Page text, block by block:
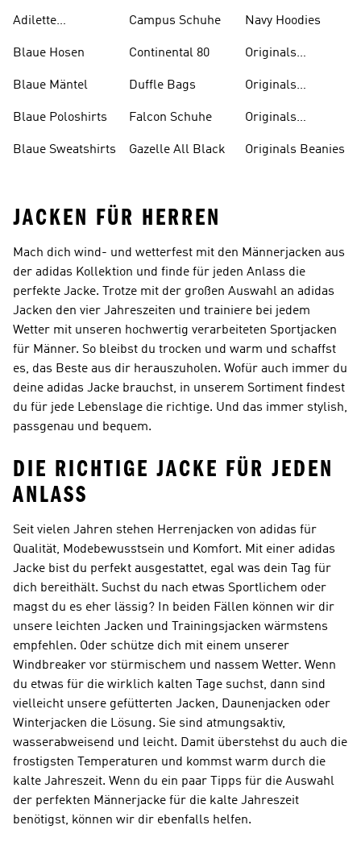
Adilette
Blaue Hosen
Blaue Mäntel
Blaue Poloshirts
Blaue Sweatshirts
Campus Schuhe
Continental 80
Duffle Bags
Falcon Schuhe
Gazelle All Black
Navy Hoodies
Originals
Originals
Originals
Oberteile
Originals Beanies
JACKEN FÜR HERREN
Mach dich wind- und wetterfest mit den Männerjacken aus
der adidas Kollektion und finde für jeden Anlass die
perfekte Jacke. Trotze mit der großen Auswahl an adidas
Jacken den vier Jahreszeiten und trainiere bei jedem
Wetter mit unseren hochwertig verarbeiteten Sportjacken
für Männer. So bleibst du trocken und warm und schaffst
es, das Beste aus dir herauszuholen. Wofür auch immer du
deine adidas Jacke brauchst, in unserem Sortiment findest
du für jede Lebenslage die richtige. Und das immer stylish,
passgenau und bequem.
DIE RICHTIGE JACKE FÜR JEDEN
ANLASS
Seit vielen Jahren stehen Herrenjacken von adidas für
Qualität, Modebewusstsein und Komfort. Mit einer adidas
Jacke bist du perfekt ausgestattet, egal was dein Tag für
dich bereithält. Suchst du nach etwas Sportlichem oder
magst du es eher lässig? In beiden Fällen können wir dir
unsere leichten Jacken und Trainingsjacken wärmstens
empfehlen. Oder schütze dich mit einem unserer
Windbreaker vor stürmischem und nassem Wetter. Wenn
du etwas für die wirklich kalten Tage suchst, dann sind
vielleicht unsere gefütterten Jacken, Daunenjacken oder
Winterjacken die Lösung. Sie sind atmungsaktiv,
wasserabweisend und leicht. Damit überstehst du auch die
frostigsten Temperaturen und kommst warm durch die
kalte Jahreszeit. Wenn du ein paar Tipps für die Auswahl
der perfekten Männerjacke für die kalte Jahreszeit
benötigst, können wir dir ebenfalls helfen.